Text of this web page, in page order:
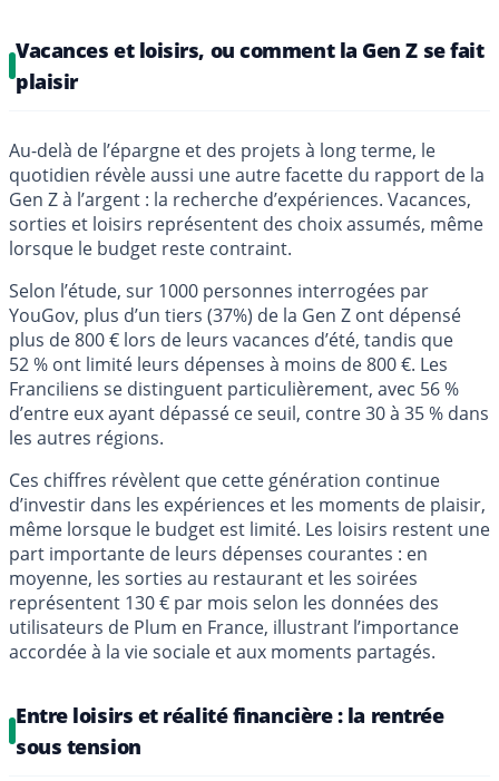
Vacances et loisirs, ou comment la Gen Z se fait
plaisir
Au-delà de l’épargne et des projets à long terme, le
quotidien révèle aussi une autre facette du rapport de la
Gen Z à l’argent : la recherche d’expériences. Vacances,
sorties et loisirs représentent des choix assumés, même
lorsque le budget reste contraint.
Selon l’étude, sur 1000 personnes interrogées par
YouGov, plus d’un tiers (37%) de la Gen Z ont dépensé
plus de 800 € lors de leurs vacances d’été, tandis que
52 % ont limité leurs dépenses à moins de 800 €. Les
Franciliens se distinguent particulièrement, avec 56 %
d’entre eux ayant dépassé ce seuil, contre 30 à 35 % dans
les autres régions.
Ces chiffres révèlent que cette génération continue
d’investir dans les expériences et les moments de plaisir,
même lorsque le budget est limité. Les loisirs restent une
part importante de leurs dépenses courantes : en
moyenne, les sorties au restaurant et les soirées
représentent 130 € par mois selon les données des
utilisateurs de Plum en France, illustrant l’importance
accordée à la vie sociale et aux moments partagés.
Entre loisirs et réalité financière : la rentrée
sous tension